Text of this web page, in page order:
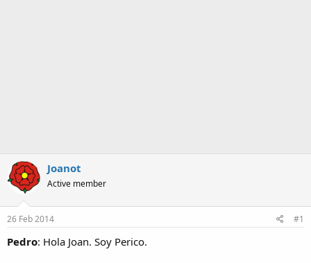
Joanot
Active member
26 Feb 2014 #1
Pedro: Hola Joan. Soy Perico.